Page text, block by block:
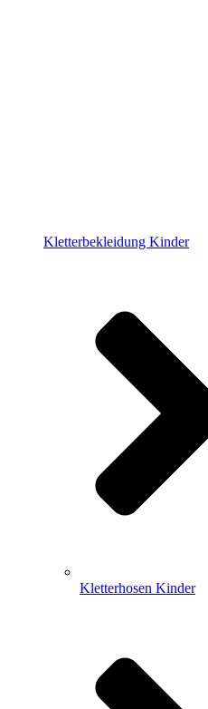
Kletterbekleidung Kinder
Kletterhosen Kinder